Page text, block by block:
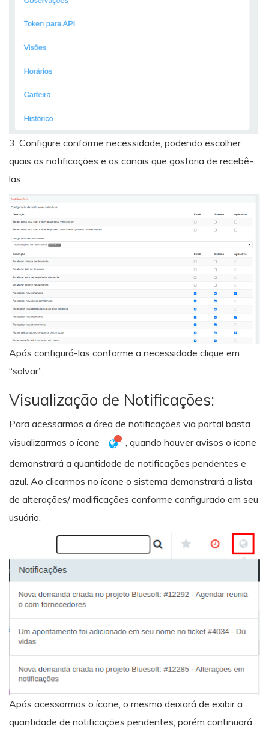
3. Configure conforme necessidade, podendo escolher
quais as notificações e os canais que gostaria de recebê-
las .
Após configurá-las conforme a necessidade clique em
“salvar”.
Visualização de Notificações:
Para acessarmos a área de notificações via portal basta
visualizarmos o ícone
, quando houver avisos o ícone
demonstrará a quantidade de notificações pendentes e
azul. Ao clicarmos no ícone o sistema demonstrará a lista
de alterações/ modificações conforme configurado em seu
usuário.
Após acessarmos o ícone, o mesmo deixará de exibir a
quantidade de notificações pendentes, porém continuará